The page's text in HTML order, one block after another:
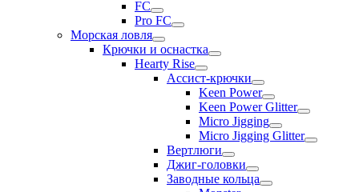
FC
Pro FC
Морская ловля
Крючки и оснастка
Hearty Rise
Ассист-крючки
Keen Power
Keen Power Glitter
Micro Jigging
Micro Jigging Glitter
Вертлюги
Джиг-головки
Заводные кольца